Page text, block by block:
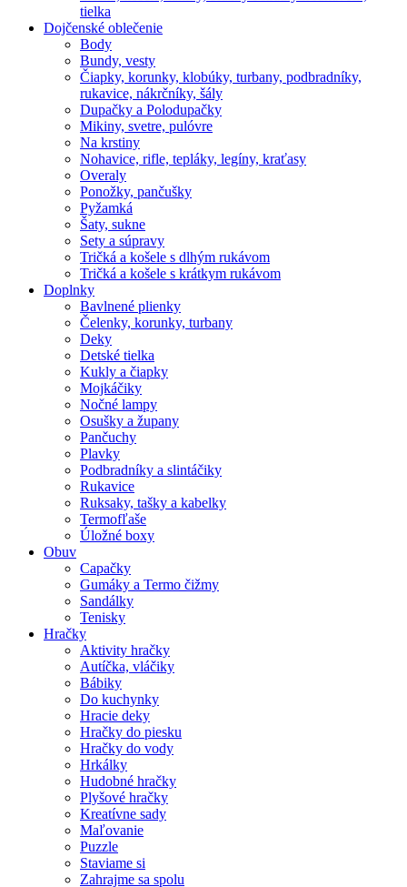
tielka
Dojčenské oblečenie
Body
Bundy, vesty
Čiapky, korunky, klobúky, turbany, podbradníky,
rukavice, nákrčníky, šály
Dupačky a Polodupačky
Mikiny, svetre, pulóvre
Na krstiny
Nohavice, rifle, tepláky, legíny, kraťasy
Overaly
Ponožky, pančušky
Pyžamká
Šaty, sukne
Sety a súpravy
Tričká a košele s dlhým rukávom
Tričká a košele s krátkym rukávom
Doplnky
Bavlnené plienky
Čelenky, korunky, turbany
Deky
Detské tielka
Kukly a čiapky
Mojkáčiky
Nočné lampy
Osušky a župany
Pančuchy
Plavky
Podbradníky a slintáčiky
Rukavice
Ruksaky, tašky a kabelky
Termofľaše
Úložné boxy
Obuv
Capačky
Gumáky a Termo čižmy
Sandálky
Tenisky
Hračky
Aktivity hračky
Autíčka, vláčiky
Bábiky
Do kuchynky
Hracie deky
Hračky do piesku
Hračky do vody
Hrkálky
Hudobné hračky
Plyšové hračky
Kreatívne sady
Maľovanie
Puzzle
Staviame si
Zahrajme sa spolu